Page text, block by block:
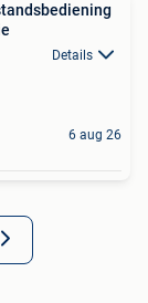
Details
6 aug 26